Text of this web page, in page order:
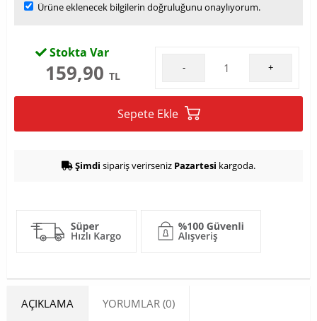
Ürüne eklenecek bilgilerin doğruluğunu onaylıyorum.
Stokta Var
159,90 TL
- +
Sepete Ekle
Şimdi sipariş verirseniz Pazartesi kargoda.
AÇIKLAMA YORUMLAR (0)